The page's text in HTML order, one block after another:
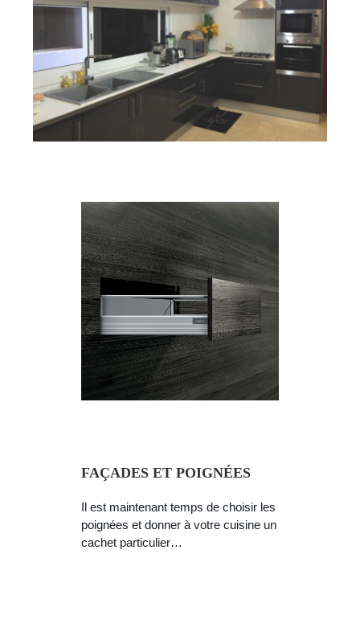
FAÇADES ET POIGNÉES
Il est maintenant temps de choisir les
poignées et donner à votre cuisine un
cachet particulier…